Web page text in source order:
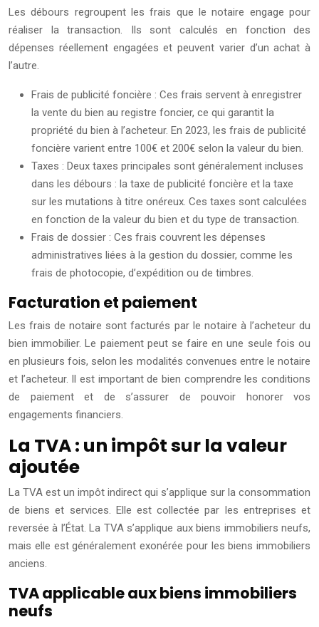
Les débours regroupent les frais que le notaire engage pour
réaliser la transaction. Ils sont calculés en fonction des
dépenses réellement engagées et peuvent varier d’un achat à
l’autre.
Frais de publicité foncière : Ces frais servent à enregistrer
la vente du bien au registre foncier, ce qui garantit la
propriété du bien à l’acheteur. En 2023, les frais de publicité
foncière varient entre 100€ et 200€ selon la valeur du bien.
Taxes : Deux taxes principales sont généralement incluses
dans les débours : la taxe de publicité foncière et la taxe
sur les mutations à titre onéreux. Ces taxes sont calculées
en fonction de la valeur du bien et du type de transaction.
Frais de dossier : Ces frais couvrent les dépenses
administratives liées à la gestion du dossier, comme les
frais de photocopie, d’expédition ou de timbres.
Facturation et paiement
Les frais de notaire sont facturés par le notaire à l’acheteur du
bien immobilier. Le paiement peut se faire en une seule fois ou
en plusieurs fois, selon les modalités convenues entre le notaire
et l’acheteur. Il est important de bien comprendre les conditions
de paiement et de s’assurer de pouvoir honorer vos
engagements financiers.
La TVA : un impôt sur la valeur
ajoutée
La TVA est un impôt indirect qui s’applique sur la consommation
de biens et services. Elle est collectée par les entreprises et
reversée à l’État. La TVA s’applique aux biens immobiliers neufs,
mais elle est généralement exonérée pour les biens immobiliers
anciens.
TVA applicable aux biens immobiliers
neufs